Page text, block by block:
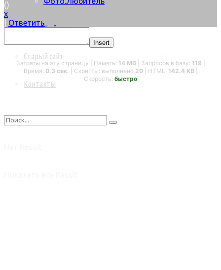
Байки
Старый сайт
Контакты
()
x
Ответить
Insert
Затраты на эту страницу | Память: 14 MB | Запросов в базу: 119
Время: 0.3 сек. | Скрипты: выполнено 20| HTML: 142.4 KB
Скорость: быстро